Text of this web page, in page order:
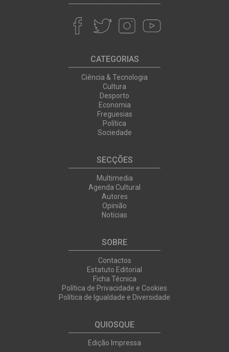
CATEGORIAS
Ciência & Tecnologia
Cultura
Desporto
Economia
Freguesias
Política
Sociedade
SECÇÕES
Multimedia
Agenda Cultural
Autores
Opinião
Noticias
SOBRE
Contactos
Estatuto Editorial
Ficha Técnica
Política de Privacidade e Cookies
Política de Igualdade e Diversidade
QUIOSQUE
Edição Impressa